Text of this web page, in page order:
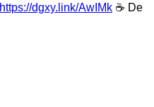
https://dgxy.link/AwIMk ☕ De